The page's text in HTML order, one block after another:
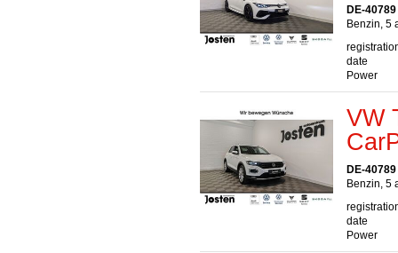
DE-
Benzin, 5
date
Power
VW
DE-
Benzin, 5
date
Power